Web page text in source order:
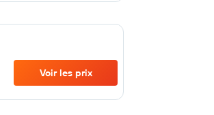
Voir les prix